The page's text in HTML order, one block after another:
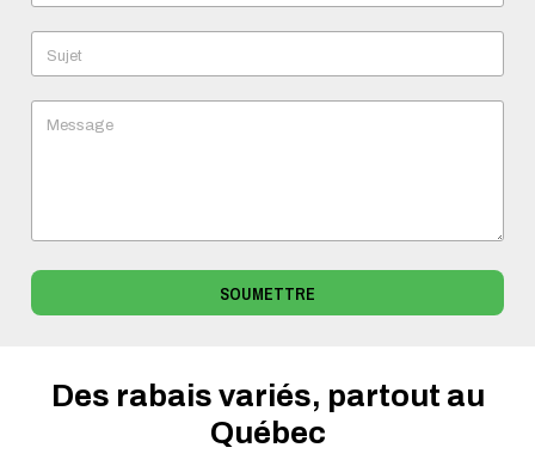
Sujet
Message
SOUMETTRE
Des rabais variés, partout au
Québec